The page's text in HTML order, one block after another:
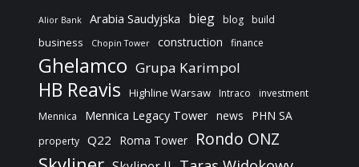
Alior Bank Arabia Saudyjska bieg blog build
business Chopin Tower construction finance
Ghelamco Grupa Karimpol
HB Reavis Highline Warsaw Intraco
investment
Mennica
Mennica Legacy Tower news PHN SA
property Q22 Roma Tower Rondo ONZ